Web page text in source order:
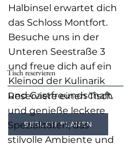
Halbinsel erwartet dich
das Schloss Montfort.
Besuche uns in der
Unteren Seestraße 3
und freue dich auf ein
Kleinod der Kulinarik
und Gastfreundschaft.
BESUCH PLANEN
Tisch reservieren
Reserviere einen Tisch
und genieße leckere
Spezialitäten, das
stilvolle Ambiente und